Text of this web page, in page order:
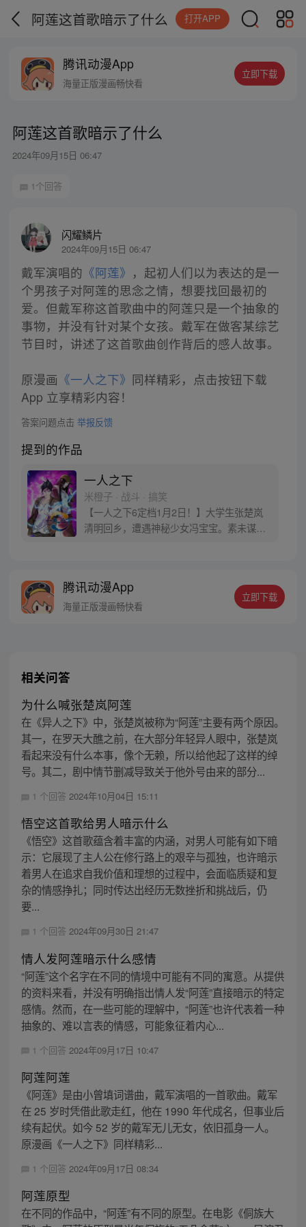
阿莲这首歌暗示了什么 打开APP
腾讯动漫App
海量正版漫画畅快看
立即下载
阿莲这首歌暗示了什么
2024年09月15日 06:47
1个回答
闪耀鳞片
2024年09月15日 06:47
戴军演唱的 《阿莲》 ，起初人们以为表达的是一
个男孩子对阿莲的思念之情，想要找回最初的
爱。但戴军称这首歌曲中的阿莲只是一个抽象的
事物，并没有针对某个女孩。戴军在做客某综艺
节目时，讲述了这首歌曲创作背后的感人故事。
原漫画 《一人之下》 同样精彩，点击按钮下载
App 立享精彩内容！
答案问题点击 举报反馈
提到的作品
一人之下
米橙子 · 战斗 · 搞笑
【一人之下6定档1月2日！】大学生张楚岚
清明回乡，遭遇神秘少女冯宝宝。素未谋面
密，张楚岚的生活被彻底颠覆，与冯宝宝一
同踏上“异人”之旅。
腾讯动漫App
海量正版漫画畅快看
立即下载
相关问答
为什么喊张楚岚阿莲
在《异人之下》中，张楚岚被称为“阿莲”主要有两个原因。
其一，在罗天大醮之前，在大部分年轻异人眼中，张楚岚
看起来没有什么本事，像个无赖，所以给他起了这样的绰
号。其二，剧中情节删减导致关于他外号由来的部分...
1 个回答 2024年10月04日 15:11
悟空这首歌给男人暗示什么
《悟空》这首歌蕴含着丰富的内涵，对男人可能有如下暗
示：它展现了主人公在修行路上的艰辛与孤独，也许暗示
着男人在追求自我价值和理想的过程中，会面临质疑和复
杂的情感挣扎；同时传达出经历无数挫折和挑战后，仍
要...
1 个回答 2024年09月30日 21:47
情人发阿莲暗示什么感情
“阿莲”这个名字在不同的情境中可能有不同的寓意。从提供
的资料来看，并没有明确指出情人发“阿莲”直接暗示的特定
感情。然而，在一些可能的理解中，“阿莲”也许代表着一种
抽象的、难以言表的情感，可能象征着内心...
1 个回答 2024年09月17日 10:47
阿莲阿莲
《阿莲》是由小曾填词谱曲，戴军演唱的一首歌曲。戴军
在 25 岁时凭借此歌走红，他在 1990 年代成名，但事业后
续有起伏。如今 52 岁的戴军无儿无女，依旧孤身一人。
原漫画《一人之下》同样精彩...
1 个回答 2024年09月17日 08:34
阿莲原型
在不同的作品中，“阿莲”有不同的原型。在电影《侗族大